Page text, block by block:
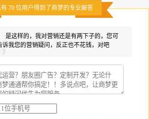
70 位用户得到了商梦的专业解答
是这样的，我对营销还是有两下子的，您可
诉我您的营销疑问，反正也不花钱，对吧